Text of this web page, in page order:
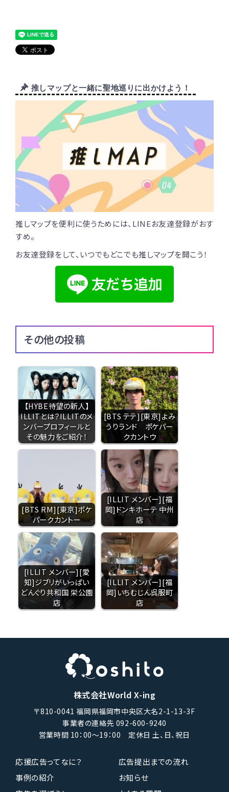
推しマップと一緒に聖地巡りに出かけよう！
推しマップを便利に使うためには、LINEお友達登録がおす
すめ。
お友達登録をして、いつでもどこでも推しマップを開こう！
その他の投稿
【HYBE待望の新人】
ILLITとは？ILLITのメ
ンバープロフィールと
その魅力をご紹介！
[BTS テテ][東京]よみ
うりランド ポケパー
クカントウ
[BTS RM][東京]ポケ
パークカントー
[ILLIT メンバー][福
岡]ドンキホーテ 中州
店
[ILLIT メンバー][愛
知]ジブリがいっぱい
どんぐり共和国 栄公園
店
[ILLIT メンバー][福
岡]いちむじん呉服町
店
株式会社World X-ing
〒810-0041 福岡県福岡市中央区大名2-1-13-3F
事業者の連絡先 092-600-9240
営業時間 10：00〜19：00 定休日 土、日、祝日
応援広告ってなに？
広告提出までの流れ
事例の紹介
お知らせ